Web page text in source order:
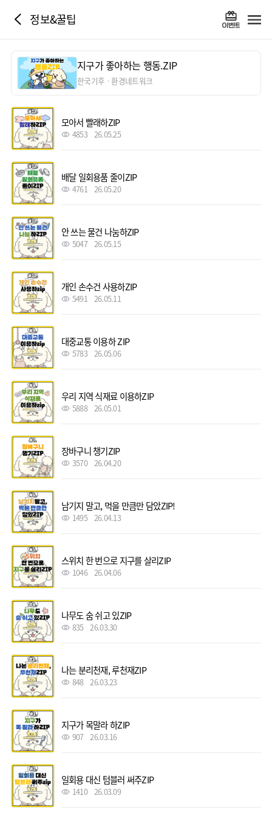
정보&꿀팁
지구가 좋아하는 행동.ZIP
한국기후ㆍ환경네트워크
모아서 빨래하ZIP
4853 26.05.25
배달 일회용품 줄이ZIP
4761 26.05.20
안 쓰는 물건 나눔하ZIP
5047 26.05.15
개인 손수건 사용하ZIP
5491 26.05.11
대중교통 이용하 ZIP
5783 26.05.06
우리 지역 식재료 이용하ZIP
5888 26.05.01
장바구니 챙기ZIP
3570 26.04.20
남기지 말고, 먹을 만큼만 담았ZIP!
1495 26.04.13
스위치 한 번으로 지구를 살리ZIP
1046 26.04.06
나무도 숨 쉬고 있ZIP
835 26.03.30
나는 분리천재, 루천재ZIP
848 26.03.23
지구가 목말라 하ZIP
907 26.03.16
일회용 대신 텀블러 써주ZIP
1410 26.03.09